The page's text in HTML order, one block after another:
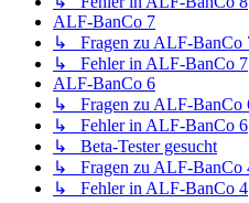
ALF-BanCo 7
↳ Fragen zu ALF-BanCo
↳ Fehler in ALF-BanCo 7
ALF-BanCo 6
↳ Fragen zu ALF-BanCo
↳ Fehler in ALF-BanCo 6
↳ Beta-Tester gesucht
↳ Fragen zu ALF-BanCo
↳ Fehler in ALF-BanCo 4